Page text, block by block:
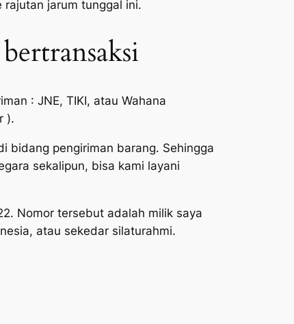
jarum tunggal ini.
: JNE, TIKI, atau Wahana
).
bidang pengiriman barang. Sehingga
sekalipun, bisa kami layani
Nomor tersebut adalah milik saya
atau sekedar silaturahmi.